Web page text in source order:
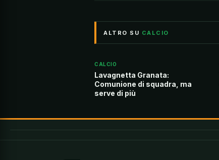
ALTRO SU CALCIO
CALCIO
Lavagnetta Granata:
Comunione di squadra, ma
serve di più